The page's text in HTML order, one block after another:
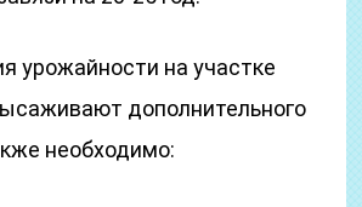
урожайности на участке
дополнительного
необходимо: